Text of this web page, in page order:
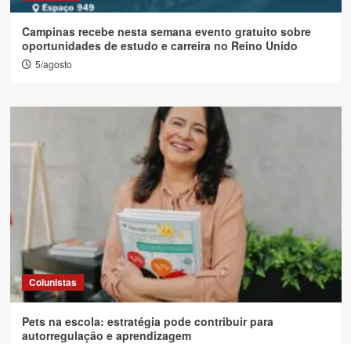
Campinas recebe nesta semana evento gratuito sobre
oportunidades de estudo e carreira no Reino Unido
5/agosto
Colunistas
Pets na escola: estratégia pode contribuir para
autorregulação e aprendizagem